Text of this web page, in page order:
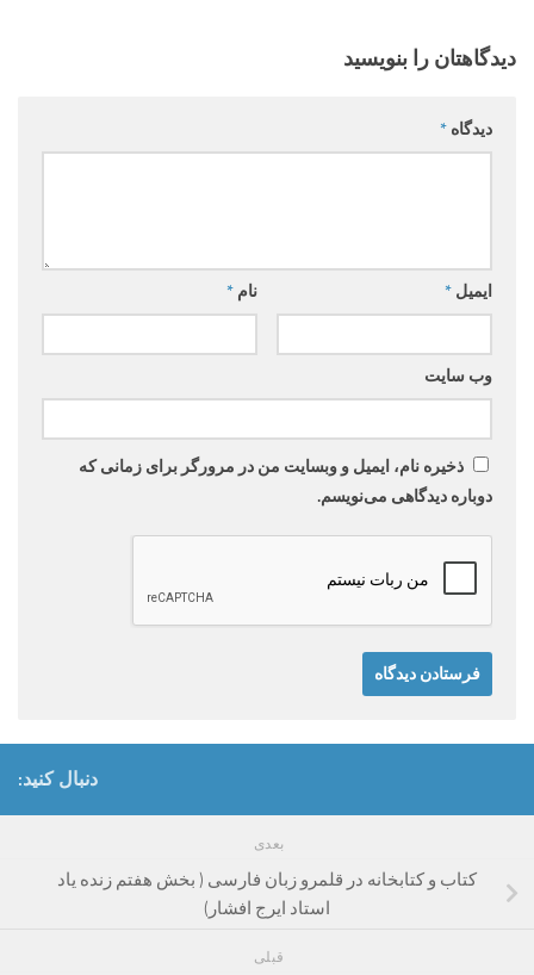
دیدگاهتان را بنویسید
دیدگاه *
نام * ایمیل *
وب‌ سایت
ذخیره نام، ایمیل و وبسایت من در مرورگر برای زمانی که
دوباره دیدگاهی می‌نویسم.
دنبال کنید:
بعدی
کتاب و کتابخانه ‌در قلمرو زبان فارسی ( بخش هفتم زنده یاد
استاد ایرج افشار)
قبلی